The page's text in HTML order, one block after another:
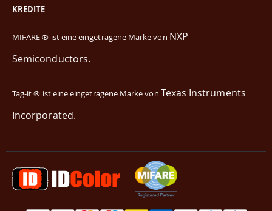
KREDITE
MIFARE ® ist eine eingetragene Marke von NXP
Semiconductors.
Tag-it ® ist eine eingetragene Marke von Texas Instruments
Incorporated.